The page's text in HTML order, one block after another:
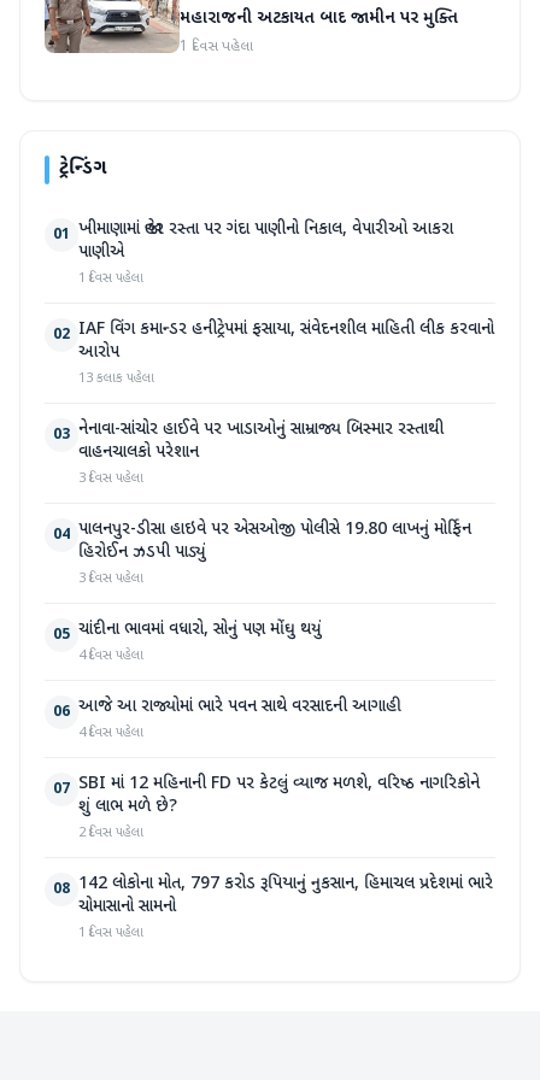
મહારાજની અટકાયત બાદ જામીન પર મુક્તિ
1 દિવસ પહેલા
ટ્રેન્ડિંગ
01 ખીમાણામાં જાહેર રસ્તા પર ગંદા પાણીનો નિકાલ, વેપારીઓ આકરા
પાણીએ
1 દિવસ પહેલા
02 IAF વિંગ કમાન્ડર હનીટ્રેપમાં ફસાયા, સંવેદનશીલ માહિતી લીક કરવાનો
આરોપ
13 કલાક પહેલા
03 નેનાવા-સાંચોર હાઈવે પર ખાડાઓનું સામ્રાજ્ય બિસ્માર રસ્તાથી
વાહનચાલકો પરેશાન
3 દિવસ પહેલા
04 પાલનપુર-ડીસા હાઇવે પર એસઓજી પોલીસે 19.80 લાખનું મોર્ફિન
હિરોઈન ઝડપી પાડ્યું
3 દિવસ પહેલા
05 ચાંદીના ભાવમાં વધારો, સોનું પણ મોંઘુ થયું
4 દિવસ પહેલા
06 આજે આ રાજ્યોમાં ભારે પવન સાથે વરસાદની આગાહી
4 દિવસ પહેલા
07 SBI માં 12 મહિનાની FD પર કેટલું વ્યાજ મળશે, વરિષ્ઠ નાગરિકોને
શું લાભ મળે છે?
2 દિવસ પહેલા
08 142 લોકોના મોત, 797 કરોડ રૂપિયાનું નુકસાન, હિમાચલ પ્રદેશમાં ભારે
ચોમાસાનો સામનો
1 દિવસ પહેલા